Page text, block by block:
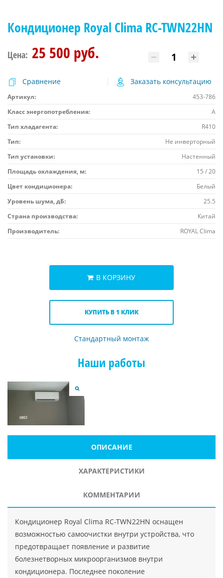
Кондиционер Royal Clima RC-TWN22HN
Цена: 25 500 руб.
Сравнение Заказать консультацию
Артикул:
453-786
Класс энергопотребления:
A
Тип хладагента:
R410
Тип:
Не инверторный
Тип установки:
Настенный
Площадь охлаждения, м:
15 / 20
Цвет кондиционера:
Белый
Уровень шума, дБ:
25.5
Страна производства:
Китай
Производитель:
ROYAL Clima
В КОРЗИНУ
КУПИТЬ В 1 КЛИК
Стандартный монтаж
Наши работы
ОПИСАНИЕ
ХАРАКТЕРИСТИКИ
КОММЕНТАРИИ
Кондиционер Royal Clima RC-TWN22HN оснащен
возможностью самоочистки внутри устройства, что
предотвращает появление и развитие
болезнетворных микроорганизмов внутри
кондиционера. Последнее поколение